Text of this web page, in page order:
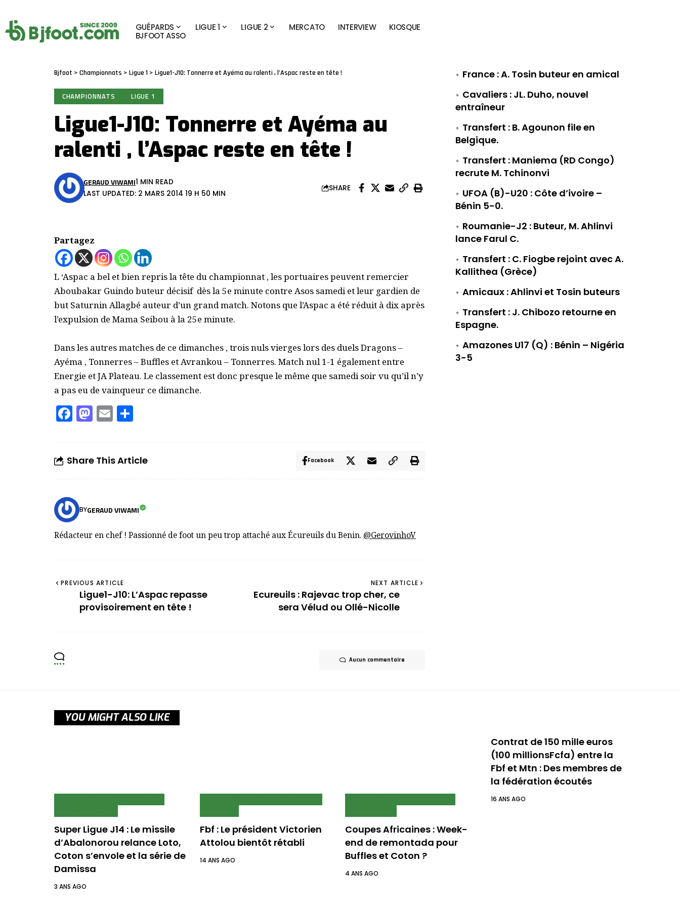
GUÉPARDS LIGUE 1 LIGUE 2 MERCATO INTERVIEW
KIOSQUE
BJFOOT ASSO
Bjfoot > Championnats > Ligue 1 > Ligue1-J10: Tonnerre et Ayéma au ralenti , l’Aspac reste en tête !
CHAMPIONNATS LIGUE 1
Ligue1-J10: Tonnerre et Ayéma au
ralenti , l’Aspac reste en tête !
LAST UPDATED: 2 MARS 2014 19 H 50 MIN
GERAUD VIWAMI1 MIN READ
SHARE
Partagez
L ‘Aspac a bel et bien repris la tête du championnat , les portuaires peuvent remercier
Aboubakar Guindo buteur décisif dès la 5e minute contre Asos samedi et leur gardien de
but Saturnin Allagbé auteur d’un grand match. Notons que l’Aspac a été réduit à dix après
l’expulsion de Mama Seibou à la 25e minute.
Dans les autres matches de ce dimanches , trois nuls vierges lors des duels Dragons –
Ayéma , Tonnerres – Buffles et Avrankou – Tonnerres. Match nul 1-1 également entre
Energie et JA Plateau. Le classement est donc presque le même que samedi soir vu qu’il n’y
a pas eu de vainqueur ce dimanche.
Facebook
Mastodon
Email
Share This Article Facebook
BYGERAUD VIWAMI
Rédacteur en chef ! Passionné de foot un peu trop attaché aux Écureuils du Benin. @GerovinhoV
PREVIOUS ARTICLE
Ligue1-J10: L’Aspac repasse
provisoirement en tête !
NEXT ARTICLE
Ecureuils : Rajevac trop cher, ce
sera Vélud ou Ollé-Nicolle
Aucun commentaire
France : A. Tosin buteur en amical
Cavaliers : JL. Duho, nouvel
entraîneur
Transfert : B. Agounon file en
Belgique.
Transfert : Maniema (RD Congo)
recrute M. Tchinonvi
UFOA (B)-U20 : Côte d’ivoire –
Bénin 5-0.
Roumanie-J2 : Buteur, M. Ahlinvi
lance Farul C.
Transfert : C. Fiogbe rejoint avec A.
Kallithea (Grèce)
Amicaux : Ahlinvi et Tosin buteurs
Transfert : J. Chibozo retourne en
Espagne.
Amazones U17 (Q) : Bénin – Nigéria
3-5
YOU MIGHT ALSO LIKE
Super Ligue J14 : Le missile
d’Abalonorou relance Loto,
Coton s’envole et la série de
Damissa
3 ANS AGO
Fbf : Le président Victorien
Attolou bientôt rétabli
14 ANS AGO
Coupes Africaines : Week-
end de remontada pour
Buffles et Coton ?
4 ANS AGO
Contrat de 150 mille euros
(100 millionsFcfa) entre la
Fbf et Mtn : Des membres de
la fédération écoutés
16 ANS AGO